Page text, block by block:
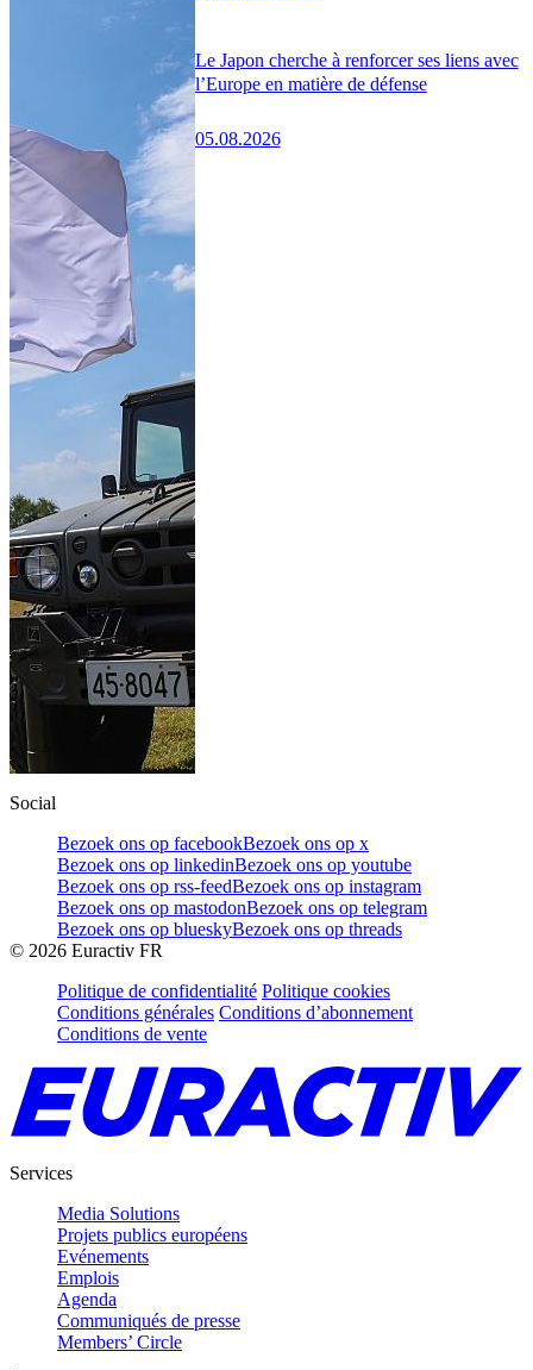
Le Japon cherche à renforcer ses liens avec
l’Europe en matière de défense
05.08.2026
Social
Bezoek ons op facebookBezoek ons op x
Bezoek ons op linkedinBezoek ons op youtube
Bezoek ons op rss-feedBezoek ons op instagram
Bezoek ons op mastodonBezoek ons op telegram
Bezoek ons op blueskyBezoek ons op threads
© 2026 Euractiv FR
Politique de confidentialité Politique cookies
Conditions générales Conditions d’abonnement
Conditions de vente
Services
Media Solutions
Projets publics européens
Evénements
Emplois
Agenda
Communiqués de presse
Members’ Circle